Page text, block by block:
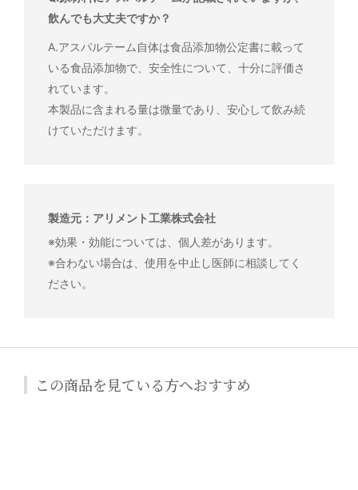
飲んでも大丈夫ですか？
A.アスパルテーム自体は食品添加物公定書に載って
いる食品添加物で、安全性について、十分に評価さ
れています。
本製品に含まれる量は微量であり、安心して飲み続
けていただけます。
製造元：アリメント工業株式会社
※効果・効能については、個人差があります。
※合わない場合は、使用を中止し医師に相談してく
ださい。
この商品を見ている方へおすすめ